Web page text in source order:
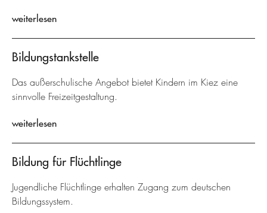
weiterlesen
Bildungstankstelle
Das außerschulische Angebot bietet Kindern im Kiez eine
sinnvolle Freizeitgestaltung.
weiterlesen
Bildung für Flüchtlinge
Jugendliche Flüchtlinge erhalten Zugang zum deutschen
Bildungssystem.